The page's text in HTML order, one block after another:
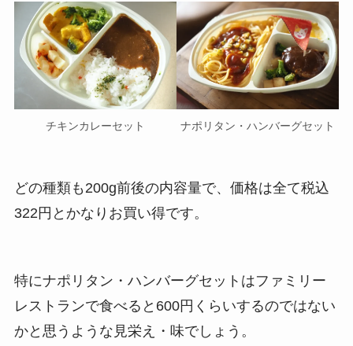
チキンカレーセット ナポリタン・ハンバーグセット
どの種類も200g前後の内容量で、価格は全て税込
322円とかなりお買い得です。
特にナポリタン・ハンバーグセットはファミリー
レストランで食べると600円くらいするのではない
かと思うような見栄え・味でしょう。